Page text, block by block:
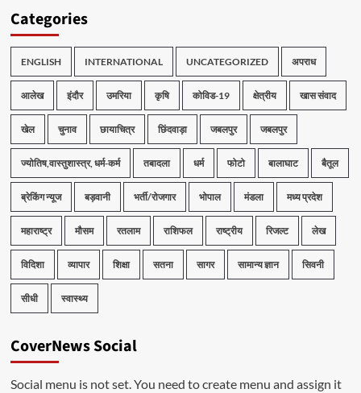
Categories
ENGLISH INTERNATIONAL UNCATEGORIZED अपराध
आलेख इंदौर उमरिया कृषि कोविड-19 क्षेत्रीय खास संवाद
खेल चुनाव छायाचित्र छिंदवाड़ा जबलपुर जबलपुर
ज्योतिष,वास्तुशास्त्र, धर्म-कर्म तबादला धर्म फोटो बालाघाट बैतूल
ब्रेकिंग न्यूज बड़वानी भर्ती/रोजगार भोपाल मंडला मध्य प्रदेश
महाराष्ट्र मौसम रतलाम राशिफल राष्ट्रीय रिजल्ट लेख
विदिशा व्यापार शिक्षा सतना सागर सामान्य ज्ञान सिवनी
सीधी स्वास्थ्य
CoverNews Social
Social menu is not set. You need to create menu and assign it